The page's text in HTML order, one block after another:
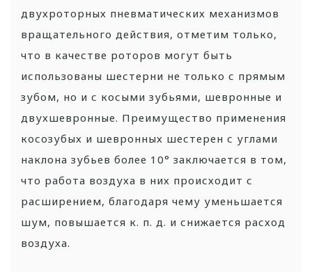
двухроторных пневматических механизмов
вращательного действия, отметим только,
что в качестве роторов могут быть
использованы шестерни не только с прямым
зубом, но и с косыми зубьями, шевронные и
двухшевронные. Преимущество применения
косозубых и шевронных шестерен с углами
наклона зубьев более 10° заключается в том,
что работа воздуха в них происходит с
расширением, благодаря чему уменьшается
шум, повышается к. п. д. и снижается расход
воздуха.